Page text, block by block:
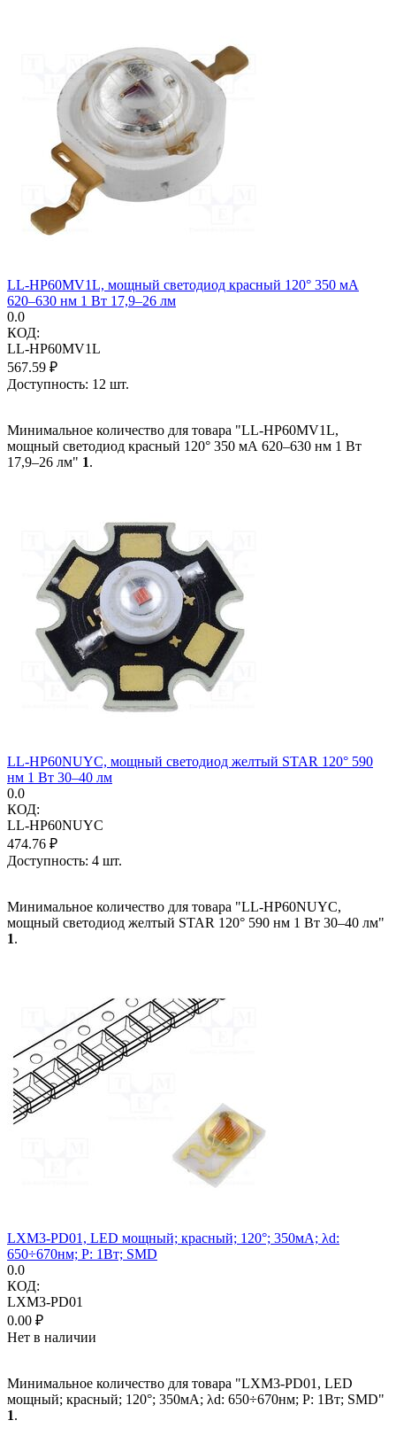
LL-HP60MV1L, мощный светодиод красный 120° 350 мА
620–630 нм 1 Вт 17,9–26 лм
0.0
КОД:
LL-HP60MV1L
567.59 ₽
Доступность: 12 шт.
Минимальное количество для товара "LL-HP60MV1L,
мощный светодиод красный 120° 350 мА 620–630 нм 1 Вт
17,9–26 лм" 1.
LL-HP60NUYC, мощный светодиод желтый STAR 120° 590
нм 1 Вт 30–40 лм
0.0
КОД:
LL-HP60NUYC
474.76 ₽
Доступность: 4 шт.
Минимальное количество для товара "LL-HP60NUYC,
мощный светодиод желтый STAR 120° 590 нм 1 Вт 30–40 лм"
1.
LXM3-PD01, LED мощный; красный; 120°; 350мА; λd:
650÷670нм; P: 1Вт; SMD
0.0
КОД:
LXM3-PD01
0.00 ₽
Нет в наличии
Минимальное количество для товара "LXM3-PD01, LED
мощный; красный; 120°; 350мА; λd: 650÷670нм; P: 1Вт; SMD"
1.